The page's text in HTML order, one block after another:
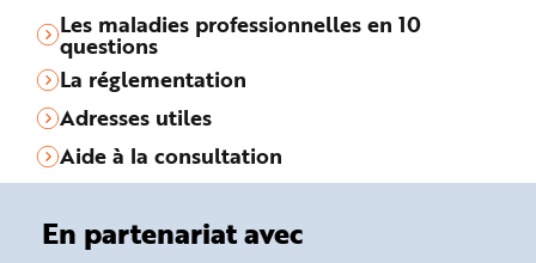
Les maladies professionnelles en 10
questions
La réglementation
Adresses utiles
Aide à la consultation
En partenariat avec